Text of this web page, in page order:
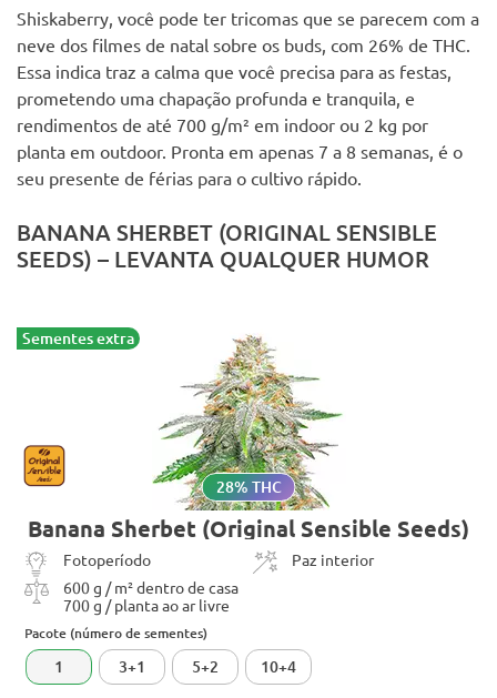
Shiskaberry, você pode ter tricomas que se parecem com a
neve dos filmes de natal sobre os buds, com 26% de THC.
Essa indica traz a calma que você precisa para as festas,
prometendo uma chapação profunda e tranquila, e
rendimentos de até 700 g/m² em indoor ou 2 kg por
planta em outdoor. Pronta em apenas 7 a 8 semanas, é o
seu presente de férias para o cultivo rápido.
BANANA SHERBET (ORIGINAL SENSIBLE
SEEDS) – LEVANTA QUALQUER HUMOR
Sementes extra
28% THC
Banana Sherbet (Original Sensible Seeds)
Fotoperíodo
Paz interior
600 g / m² dentro de casa
700 g / planta ao ar livre
Pacote (número de sementes)
1 3+1 5+2 10+4